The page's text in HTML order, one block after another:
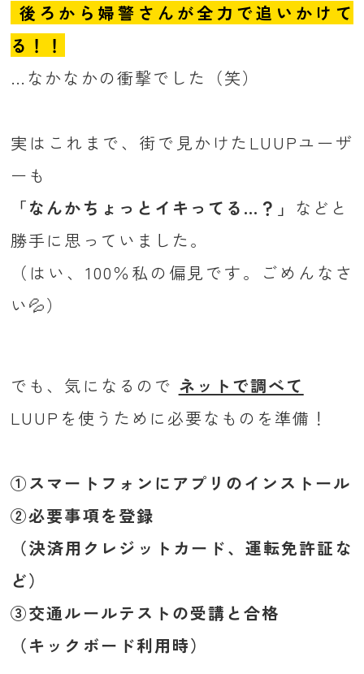
後ろから婦警さんが全力で追いかけて
る！！
…なかなかの衝撃でした（笑）
実はこれまで、街で見かけたLUUPユーザ
ーも
「なんかちょっとイキってる…？」 などと
勝手に思っていました。
（はい、100％私の偏見です。ごめんなさ
い💦）
でも、気になるので ネットで調べて
LUUPを使うために必要なものを準備！
①スマートフォンにアプリのインストール
②必要事項を登録
（決済用クレジットカード、運転免許証な
ど）
③交通ルールテストの受講と合格
（キックボード利用時）